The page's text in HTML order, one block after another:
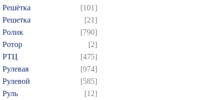
Решётка
[101]
Решетка
[21]
Ролик
[790]
Ротор
[2]
РТЦ
[475]
Рулевая
[974]
Рулевой
[585]
Руль
[12]